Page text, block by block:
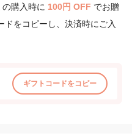
の購入時に 100円 OFF でお贈
ドをコピーし、決済時にご入
ギフトコードをコピー